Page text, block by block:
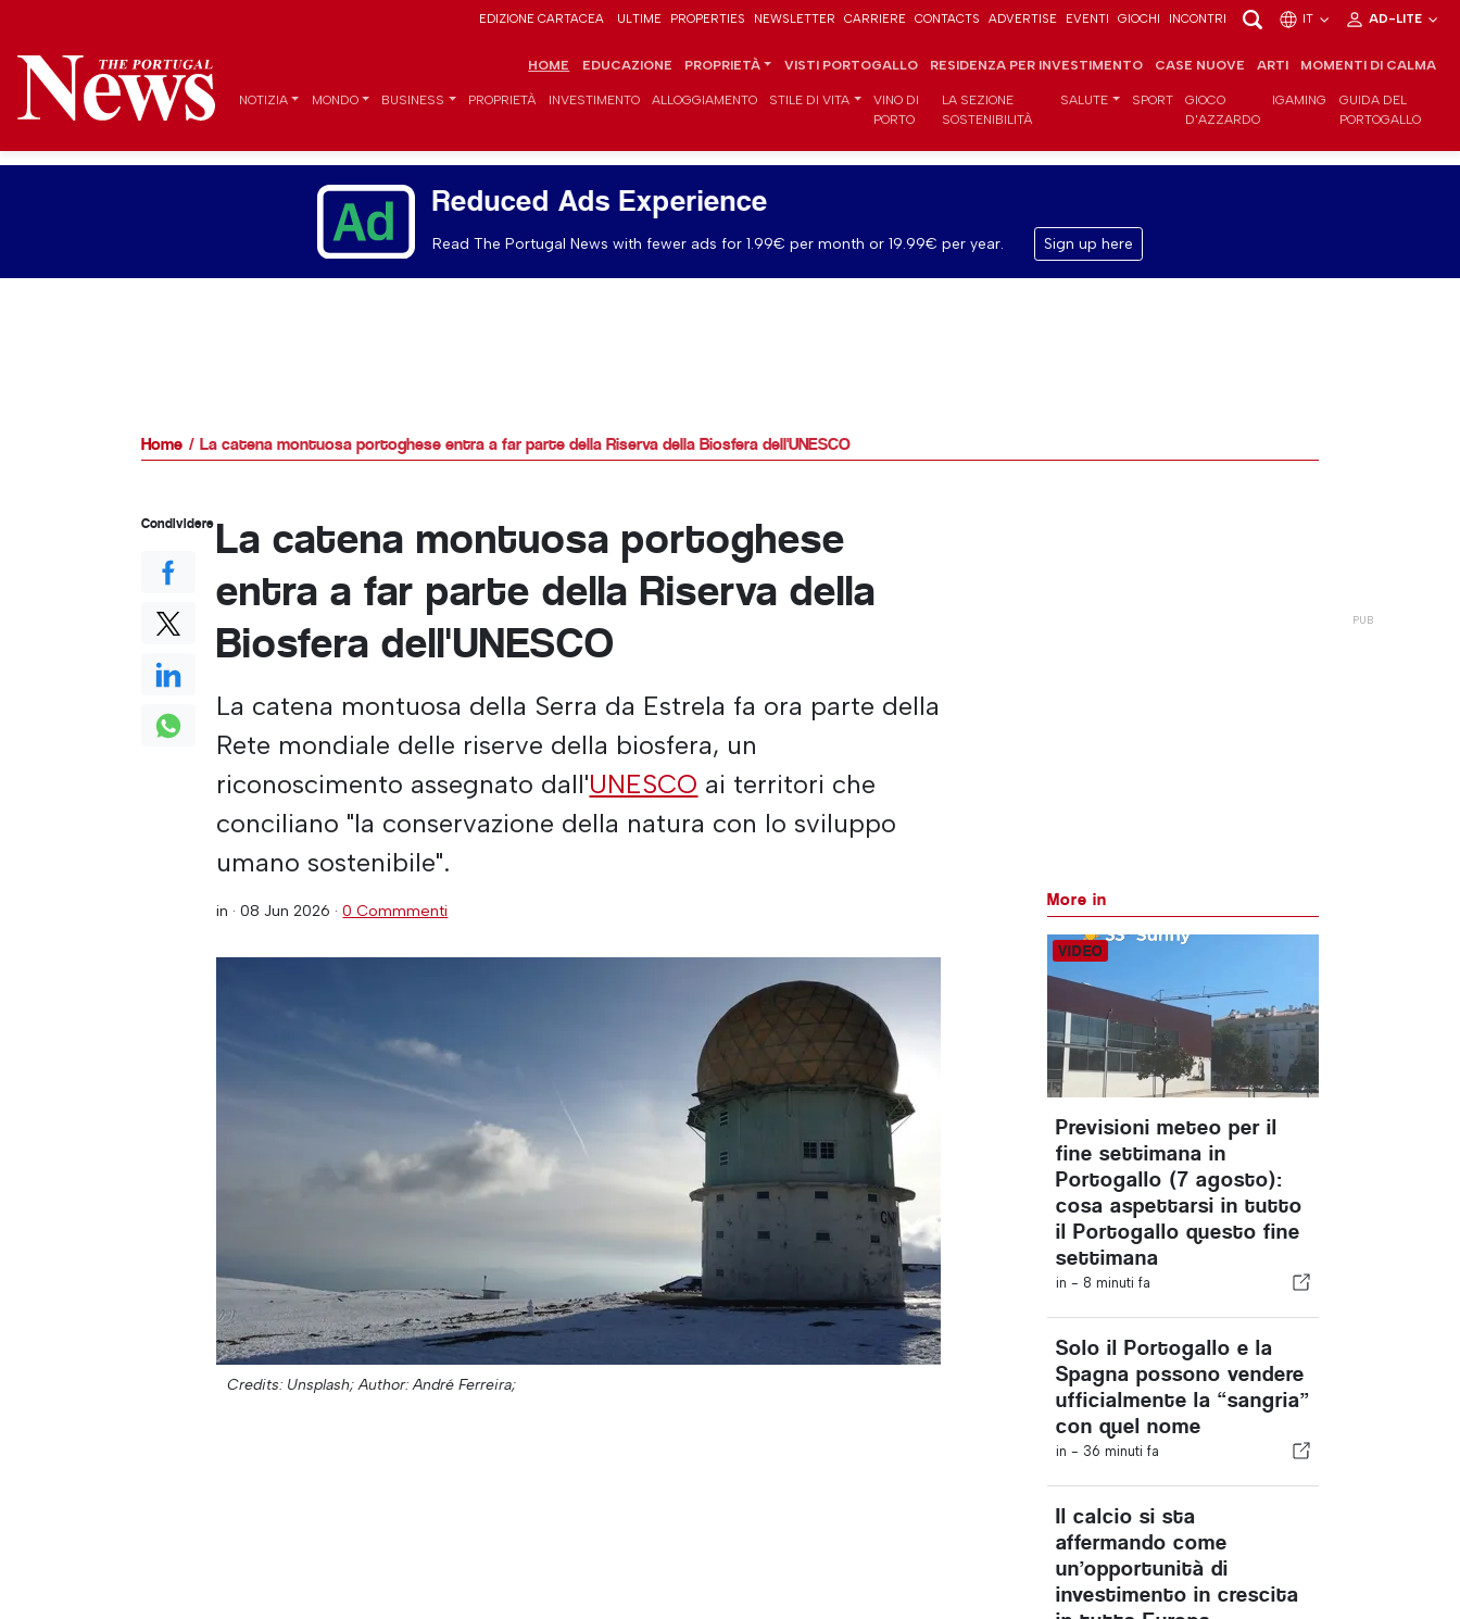
EDIZIONE CARTACEA ULTIME PROPERTIES NEWSLETTER CARRIERE CONTACTS ADVERTISE EVENTI GIOCHI INCONTRI IT AD-LITE
HOME EDUCAZIONE PROPRIETÀ VISTI PORTOGALLO RESIDENZA PER INVESTIMENTO CASE NUOVE ARTI MOMENTI DI CALMA
NOTIZIA MONDO BUSINESS PROPRIETÀ INVESTIMENTO ALLOGGIAMENTO STILE DI VITA
VINO DI
PORTO
LA SEZIONE
SOSTENIBILITÀ
SALUTE SPORT
GIOCO
D'AZZARDO
IGAMING
GUIDA DEL
PORTOGALLO
Reduced Ads Experience
Read The Portugal News with fewer ads for 1.99€ per month or 19.99€ per year. Sign up here
Home La catena montuosa portoghese entra a far parte della Riserva della Biosfera dell'UNESCO
La catena montuosa portoghese
entra a far parte della Riserva della
Biosfera dell'UNESCO
La catena montuosa della Serra da Estrela fa ora parte della
Rete mondiale delle riserve della biosfera, un
riconoscimento assegnato dall'UNESCO ai territori che
conciliano "la conservazione della natura con lo sviluppo
umano sostenibile".
in ·08 Jun 2026 ·0 Commmenti
Credits: Unsplash; Author: André Ferreira;
Condividere
More in
Previsioni meteo per il
fine settimana in
Portogallo (7 agosto):
cosa aspettarsi in tutto
il Portogallo questo fine
settimana
in - 8 minuti fa
Solo il Portogallo e la
Spagna possono vendere
ufficialmente la “sangria”
con quel nome
in - 36 minuti fa
Il calcio si sta
affermando come
un’opportunità di
investimento in crescita